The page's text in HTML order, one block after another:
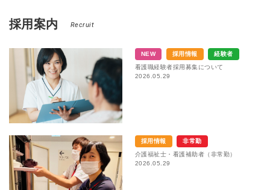
採用案内 Recruit
NEW 採用情報
経験者
看護職経験者採用募集について
2026.05.29
採用情報
非常勤
介護福祉士・看護補助者（非常勤）
2026.05.29